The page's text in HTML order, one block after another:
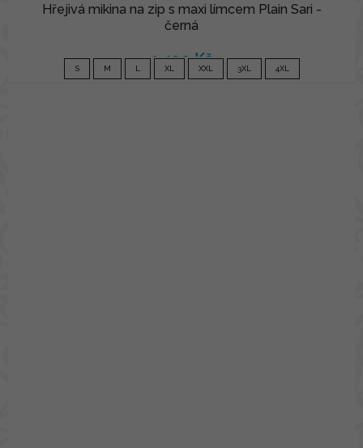
Hřejivá mikina na zip s maxi límcem Plain Sari -
černá
1 490 Kč
S M L XL XXL 3XL 4XL